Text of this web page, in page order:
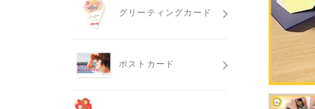
グリーティングカード
ポストカード